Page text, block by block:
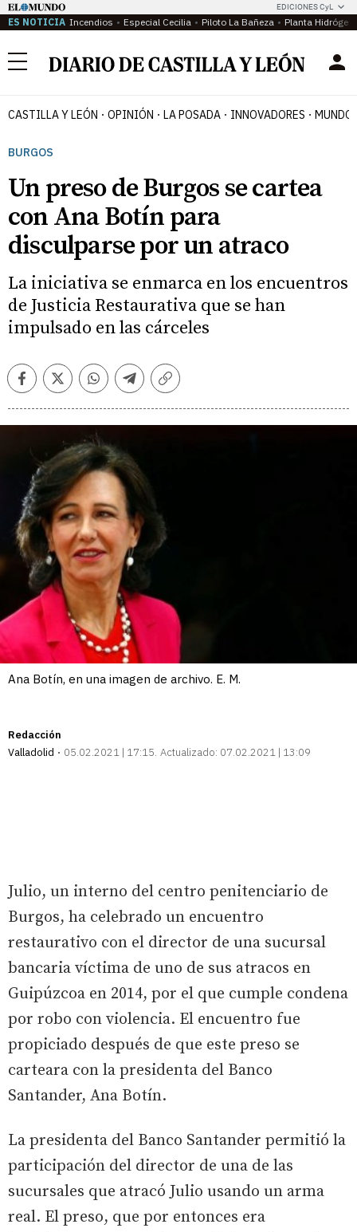
EDICIONES CyL
ES NOTICIA Incendios Especial Cecilia Piloto La Bañeza Planta
Menú
CASTILLA Y LEÓN OPINIÓN LA POSADA INNOVADORES MUNDO
BURGOS
Un preso de Burgos se cartea
con Ana Botín para
disculparse por un atraco
La iniciativa se enmarca en los encuentros
de Justicia Restaurativa que se han
impulsado en las cárceles
FacebookTwitterWhatsappTelegramCopiar
Ana Botín, en una imagen de archivo. E. M.
Redacción
Valladolid
05.02.2021 | 17:15 Actualizado: 07.02.2021 | 13:09
Julio, un interno del centro penitenciario de
Burgos, ha celebrado un encuentro
restaurativo con el director de una sucursal
bancaria víctima de uno de sus atracos en
Guipúzcoa en 2014, por el que cumple condena
por robo con violencia. El encuentro fue
propiciado después de que este preso se
carteara con la presidenta del Banco
Santander, Ana Botín.
La presidenta del Banco Santander permitió la
participación del director de una de las
sucursales que atracó Julio usando un arma
real. El preso, que por entonces era